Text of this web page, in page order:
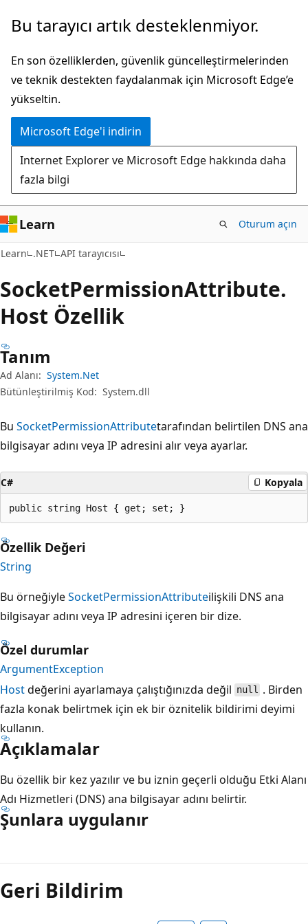
Ana
atla
Sayfa
gezintiye
atla
Bu tarayıcı artık desteklenmiyor.
En son özelliklerden, güvenlik güncelleştirmelerinden
ve teknik destekten faydalanmak için Microsoft Edge’e
yükseltin.
Microsoft Edge'i indirin
Internet Explorer ve Microsoft Edge hakkında daha
fazla bilgi
Learn Oturum açın
Learn .NET API tarayıcısı
SocketPermissionAttribute.
Host Özellik
Tanım
Ad Alanı: System.Net
Bütünleştirilmiş Kod: System.dll
Bu SocketPermissionAttributetarafından belirtilen DNS ana
bilgisayar adını veya IP adresini alır veya ayarlar.
C# Kopyala
public string Host { get; set; }
Özellik Değeri
String
Bu örneğiyleSocketPermissionAttributeilişkili DNS ana
bilgisayar adını veya IP adresini içeren bir dize.
Özel durumlar
ArgumentException
Hostdeğerini ayarlamaya çalıştığınızda değil null . Birden
fazla konak belirtmek için ek bir öznitelik bildirimi deyimi
kullanın.
Açıklamalar
Bu özellik bir kez yazılır ve bu iznin geçerli olduğu Etki Alanı
Adı Hizmetleri (DNS) ana bilgisayar adını belirtir.
Şunlara uygulanır
modu
devre
Geri Bildirim